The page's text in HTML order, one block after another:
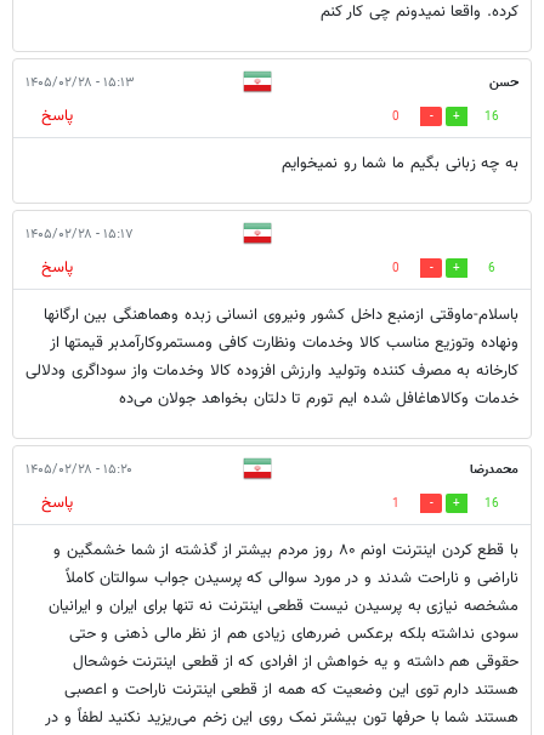
کرده. واقعا نمیدونم چی کار کنم
حسن ۱۵:۱۳ - ۱۴۰۵/۰۲/۲۸
16
0
پاسخ
به چه زبانی بگیم ما شما رو نمیخوایم
۱۵:۱۷ - ۱۴۰۵/۰۲/۲۸
6
0
پاسخ
باسلام-ماوقتی ازمنبع داخل کشور ونیروی انسانی زبده وهماهنگی بین ارگانها
ونهاده وتوزیع مناسب کالا وخدمات ونظارت کافی ومستمروکارآمدبر قیمتها از
کارخانه به مصرف کننده وتولید وارزش افزوده کالا وخدمات واز سوداگری ودلالی
خدمات وکالاهاغافل شده ایم تورم تا دلتان بخواهد جولان می‌ده
محمدرضا ۱۵:۲۰ - ۱۴۰۵/۰۲/۲۸
16
1
پاسخ
با قطع کردن اینترنت اونم ۸۰ روز مردم بیشتر از گذشته از شما خشمگین و
ناراضی و ناراحت شدند و در مورد سوالی که پرسیدن جواب سوالتان کاملاً
مشخصه نیازی به پرسیدن نیست قطعی اینترنت نه تنها برای ایران و ایرانیان
سودی نداشته بلکه برعکس ضررهای زیادی هم از نظر مالی ذهنی و حتی
حقوقی هم داشته و یه خواهش از افرادی که از قطعی اینترنت خوشحال
هستند دارم توی این وضعیت که همه از قطعی اینترنت ناراحت و اعصبی
هستند شما با حرفها تون بیشتر نمک روی این زخم می‌ریزید نکنید لطفاً و در